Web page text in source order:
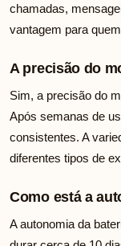
chamadas,
vantagem para
A precisão do
Sim, a precisão do
Após semanas de
consistentes. A
diferentes tipos de
Como está a
A autonomia da